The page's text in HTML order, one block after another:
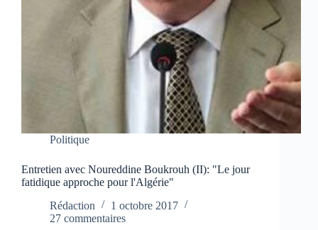
Politique
Entretien avec Noureddine Boukrouh (II): "Le jour
fatidique approche pour l'Algérie"
Rédaction
1 octobre 2017
27 commentaires